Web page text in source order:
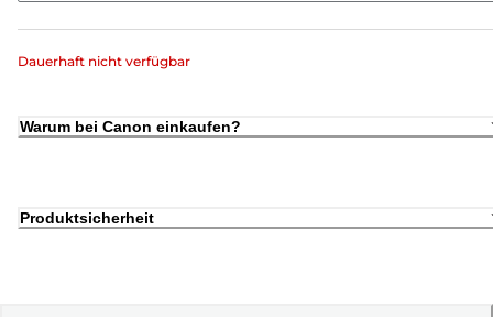
Dauerhaft nicht verfügbar
Warum bei Canon einkaufen?
Produktsicherheit